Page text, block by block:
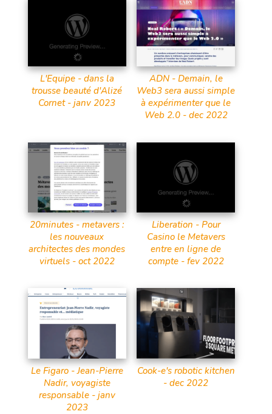
L'Equipe - dans la
trousse beauté d'Alizé
Cornet - janv 2023
ADN - Demain, le
Web3 sera aussi simple
à expérimenter que le
Web 2.0 - dec 2022
20minutes - metavers :
les nouveaux
architectes des mondes
virtuels - oct 2022
Liberation - Pour
Casino le Metavers
entre en ligne de
compte - fev 2022
Le Figaro - Jean-Pierre
Nadir, voyagiste
responsable - janv
2023
Cook-e's robotic kitchen
- dec 2022